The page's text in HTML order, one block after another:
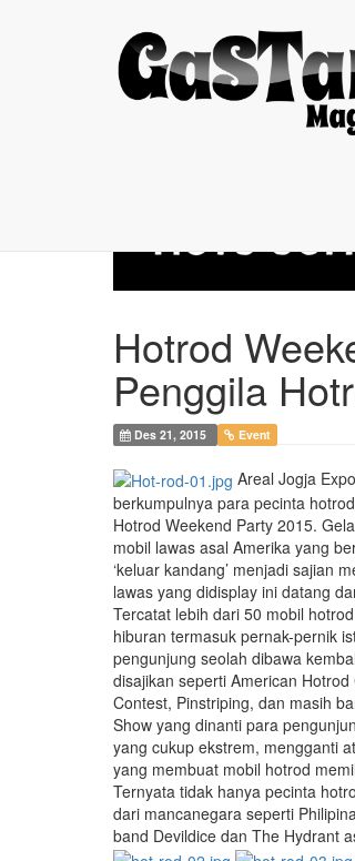
Hotrod
Hotrod
Penggila
Des 21, 2015 Event
Areal Jogja
berkumpulnya para pecinta
Hotrod Weekend Party 2015.
mobil lawas asal Amerika yang
‘keluar kandang’ menjadi sajian
lawas yang didisplay ini datang
Tercatat lebih dari 50 mobil
hiburan termasuk pernak-pernik
pengunjung seolah dibawa
disajikan seperti American
Contest, Pinstriping, dan masih
Show yang dinanti para
yang cukup ekstrem, mengganti
yang membuat mobil hotrod
Ternyata tidak hanya pecinta
dari mancanegara seperti
band Devildice dan The Hydrant